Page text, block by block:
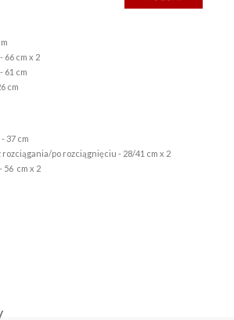
66 cm x 2
61 cm
cm
37 cm
rozciągania/po rozciągnięciu - 28/41 cm x 2
56 cm x 2